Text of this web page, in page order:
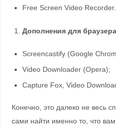
Free Screen Video Recorder.
Дополнения для
Screencastify (Google
Video Downloader (Opera);
Capture Fox, Video
Конечно, это далеко не весь
сами найти именно то, что